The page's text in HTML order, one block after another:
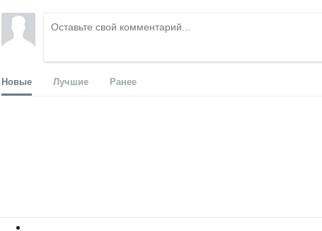
Новые Лучшие Ранее